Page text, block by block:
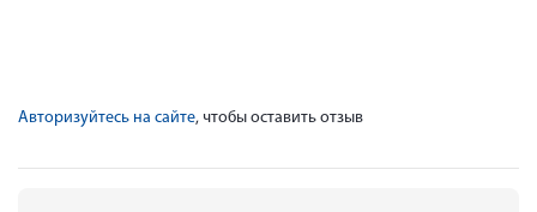
Авторизуйтесь на сайте, чтобы оставить отзыв